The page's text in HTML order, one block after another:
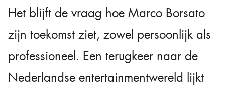
Het blijft de vraag hoe Marco Borsato
zijn toekomst ziet, zowel persoonlijk als
professioneel. Een terugkeer naar de
Nederlandse entertainmentwereld lijkt